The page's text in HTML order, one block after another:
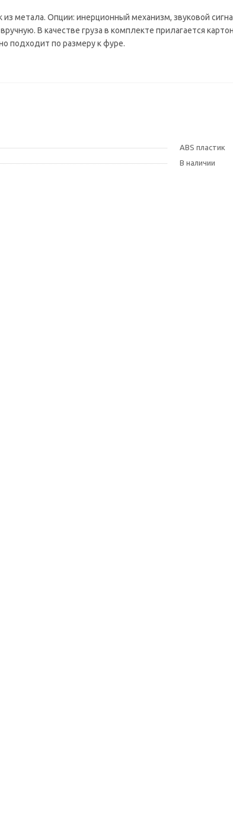
из метала. Опции: инерционный механизм, звуковой
В качестве груза в комплекте прилагается
подходит по размеру к фуре.
ABS пластик
В наличии